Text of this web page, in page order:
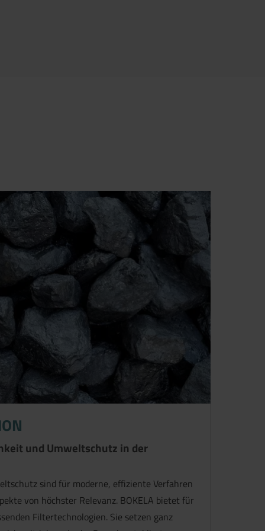
und Umweltschutz in der
sind für moderne, effiziente Verfahren
von höchster Relevanz. BOKELA bietet für
Filter­technologien. Sie setzen ganz